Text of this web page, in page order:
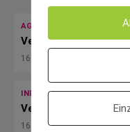
AGENTUREN
Verkaufs- &
16. November 2023
INDUSTRIE
Veredelungen &
16. November 2023